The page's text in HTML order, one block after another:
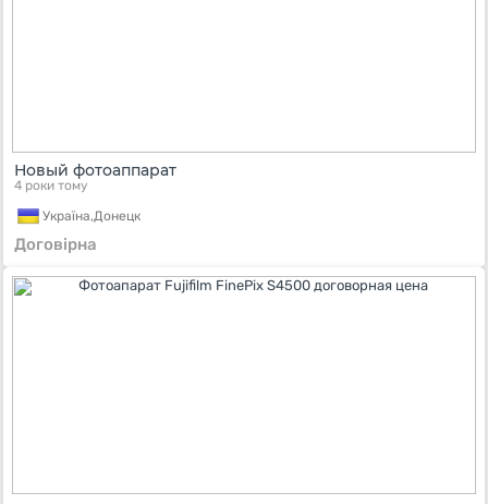
Новый фотоаппарат
4 роки тому
Україна,Донецк
Договірна